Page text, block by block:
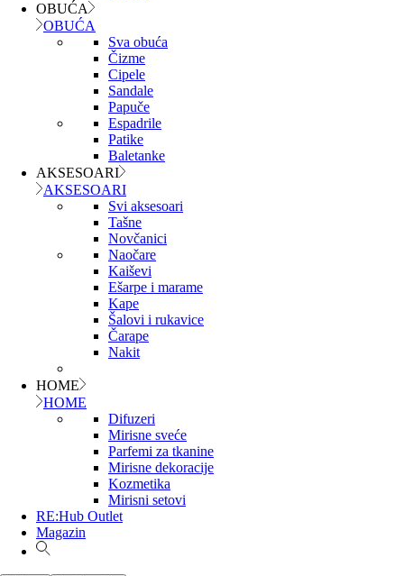
OBUĆA
OBUĆA
Sva obuća
Čizme
Cipele
Sandale
Papuče
Espadrile
Patike
Baletanke
AKSESOARI
AKSESOARI
Svi aksesoari
Tašne
Novčanici
Naočare
Kaiševi
Ešarpe i marame
Kape
Šalovi i rukavice
Čarape
Nakit
HOME
HOME
Difuzeri
Mirisne sveće
Parfemi za tkanine
Mirisne dekoracije
Kozmetika
Mirisni setovi
RE:Hub Outlet
Magazin